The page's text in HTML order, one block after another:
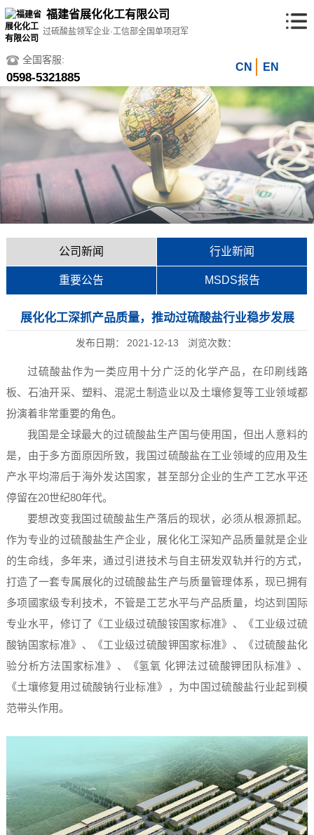
福建省展化化工有限公司
过硫酸盐领军企业·工信部全国单项冠军
全国客服:
0598-5321885
CN EN
公司新闻 行业新闻
重要公告 MSDS报告
展化化工深抓产品质量，推动过硫酸盐行业稳步发展
发布日期： 2021-12-13 浏览次数：
过硫酸盐作为一类应用十分广泛的化学产品，在印刷线路
板、石油开采、塑料、混泥土制造业以及土壤修复等工业领域都
扮演着非常重要的角色。
我国是全球最大的过硫酸盐生产国与使用国，但出人意料的
是，由于多方面原因所致，我国过硫酸盐在工业领域的应用及生
产水平均滞后于海外发达国家，甚至部分企业的生产工艺水平还
停留在20世纪80年代。
要想改变我国过硫酸盐生产落后的现状，必须从根源抓起。
作为专业的过硫酸盐生产企业，展化化工深知产品质量就是企业
的生命线，多年来，通过引进技术与自主研发双轨并行的方式，
打造了一套专属展化的过硫酸盐生产与质量管理体系，现已拥有
多项國家级专利技术，不管是工艺水平与产品质量，均达到国际
专业水平，修订了《工业级过硫酸铵国家标准》、《工业级过硫
酸钠国家标准》、《工业级过硫酸钾国家标准》、《过硫酸盐化
验分析方法国家标准》、《氢氧 化钾法过硫酸钾团队标准》、
《土壤修复用过硫酸钠行业标准》，为中国过硫酸盐行业起到模
范带头作用。